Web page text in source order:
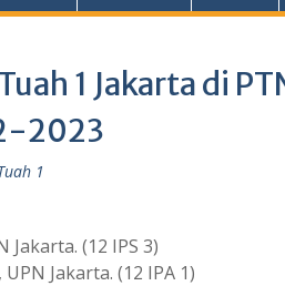
1 Jakarta di
2023
1
Jakarta. (12 IPS 3)
Jakarta. (12 IPA 1)